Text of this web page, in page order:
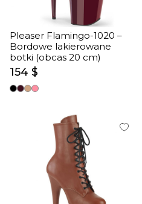
Pleaser Flamingo-1020 –
Bordowe lakierowane
botki (obcas 20 cm)
154 $